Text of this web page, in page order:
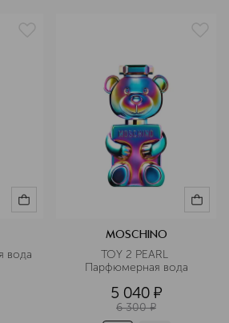
вода
MOSCHINO
TOY 2 PEARL
Парфюмерная вода
5 040 ¤
6 300 ¤